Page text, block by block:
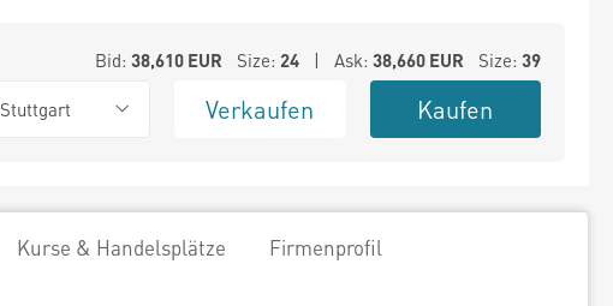
Bid: 38,610EUR Size: 24| Ask: 38,660EUR Size: 39
Stuttgart Verkaufen Kaufen
Kurse & Handelsplätze Firmenprofil